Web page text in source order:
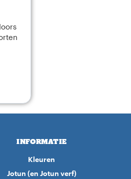
INFORMATIE
Kleuren
Jotun (en Jotun verf)